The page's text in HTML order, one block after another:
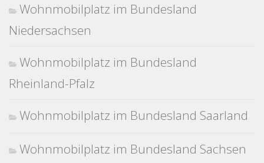
Wohnmobilplatz im Bundesland
Niedersachsen
Wohnmobilplatz im Bundesland
Rheinland-Pfalz
Wohnmobilplatz im Bundesland Saarland
Wohnmobilplatz im Bundesland Sachsen